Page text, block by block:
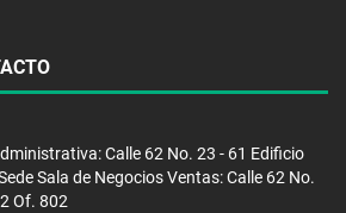
Calle 62 No. 23 - 61 Edificio
Sala de Negocios Ventas: Calle 62 No.
Of. 802